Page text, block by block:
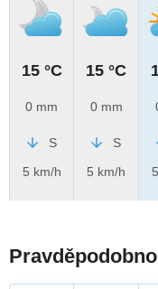
15 °C
0 mm
S
5 km/h
15 °C
0 mm
S
5 km/h